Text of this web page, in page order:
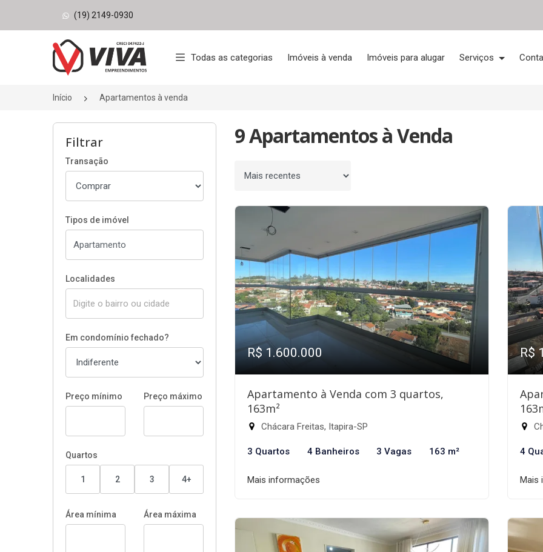
(19) 2149-0930
Página inicial
Todas as categorias Imóveis à venda Imóveis para alugar Serviços
Início Apartamentos à venda
Filtrar
Transação
Tipos de imóvel
Localidades
Em condomínio fechado?
Preço mínimo Preço máximo
Quartos
1 2 3 4+
Área mínima Área máxima
9 Apartamentos à Venda
Ordenar por
R$ 1.600.000
Apartamento à Venda com 3 quartos,
163m²
Chácara Freitas, Itapira-SP
3 Quartos 4 Banheiros 3 Vagas 163 m²
Mais informações
R$
4
Mais